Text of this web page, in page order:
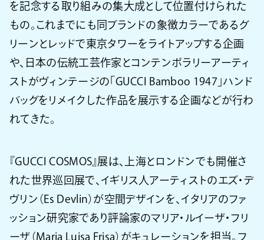
を記念する取り組みの集大成として位置付けられた
もの。これまでにも同ブランドの象徴カラーであるグ
リーンとレッドで東京タワーをライトアップする企画
や、日本の伝統工芸作家とコンテンポラリーアーティ
ストがヴィンテージの「GUCCI Bamboo 1947」ハンド
バッグをリメイクした作品を展示する企画などが行わ
れてきた。
『GUCCI COSMOS』展は、上海とロンドンでも開催さ
れた世界巡回展で、イギリス人アーティストのエズ・デ
ヴリン（Es Devlin）が空間デザインを、イタリアのファ
ッション研究家であり評論家のマリア・ルイーザ・フリ
ーザ（Maria Luisa Frisa）がキュレーションを担当。フ